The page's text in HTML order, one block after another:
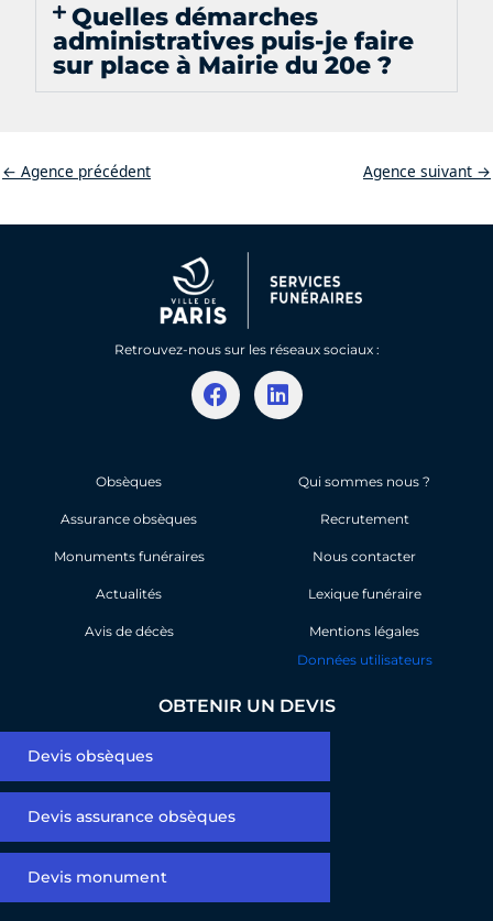
Quelles démarches
administratives puis-je faire
sur place à Mairie du 20e ?
← Agence précédent Agence suivant →
Retrouvez-nous sur les réseaux sociaux :
F
a
c
L
i
n
Obsèques
Assurance obsèques
Monuments funéraires
Actualités
Avis de décès
Qui sommes nous ?
Recrutement
Nous contacter
Lexique funéraire
Mentions légales
Données utilisateurs
OBTENIR UN DEVIS
Devis obsèques
Devis assurance obsèques
Devis monument